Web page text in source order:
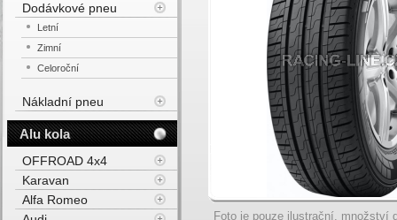
Foto je pouze ilustrační, množství
Dodávkové pneu
Letní
Zimní
Celoroční
Nákladní pneu
Alu kola
OFFROAD 4x4
Karavan
Alfa Romeo